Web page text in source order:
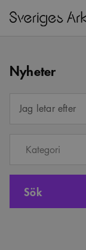
Nyheter
Jag letar efter
Kategori
Sök